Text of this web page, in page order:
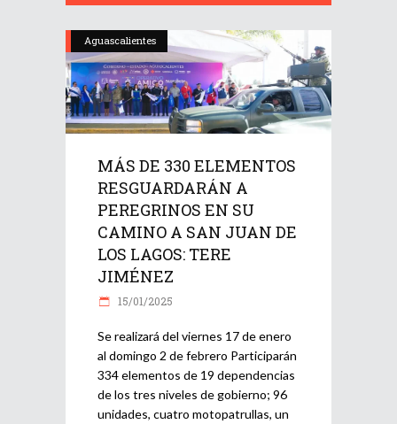
Aguascalientes
MÁS DE 330 ELEMENTOS
RESGUARDARÁN A
PEREGRINOS EN SU
CAMINO A SAN JUAN DE
LOS LAGOS: TERE
JIMÉNEZ
15/01/2025
Se realizará del viernes 17 de enero
al domingo 2 de febrero Participarán
334 elementos de 19 dependencias
de los tres niveles de gobierno; 96
unidades, cuatro motopatrullas, un